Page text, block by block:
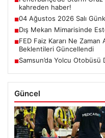
kahreden haber!
■04 Ağustos 2026 Salı
■Dış Mekan Mimarisinde
■FED Faiz Kararı Ne Zaman
Beklentileri Güncellendi
■Samsun’da Yolcu Otobüsü
Güncel